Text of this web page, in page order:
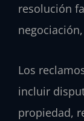
resolución
Los
incluir
propiedad,